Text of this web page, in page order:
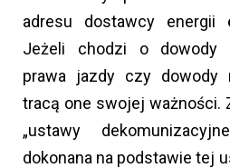
adresu dostawcy energii
Jeżeli chodzi o dowody
prawa jazdy czy dowody
tracą one swojej ważności.
„ustawy
dokonana na podstawie tej